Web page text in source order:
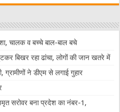
चालक व बच्चे बाल-बाल बचे
बिखर रहा ढांचा, लोगों की जान खतरे में
ने डीएम से लगाई गुहार
सरोवर बना प्रदेश का नंबर-1,